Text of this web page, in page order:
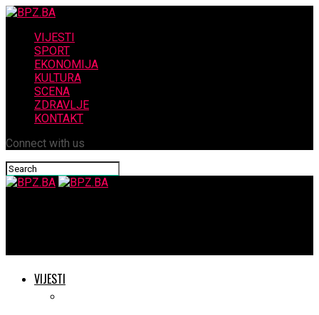
VIJESTI
SPORT
EKONOMIJA
KULTURA
SCENA
ZDRAVLJE
KONTAKT
Connect with us
VIJESTI